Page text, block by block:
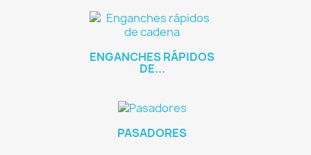
ENGANCHES RÁPIDOS
DE...
PASADORES